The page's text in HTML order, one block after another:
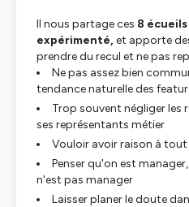
Il nous partage ces 8
expérimenté, et apporte
prendre du recul et ne pas
Ne pas assez bien
tendance naturelle des
Trop souvent négliger les
ses représentants métier
Vouloir avoir raison à
Penser qu'on est
n'est pas manager
Laisser planer le doute